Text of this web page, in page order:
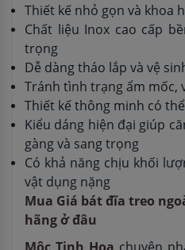
Thiết kế nhỏ gọn và khoa
Chất liệu Inox cao cấp
trọng
Dễ dàng tháo lắp và vệ
Tránh tình trạng ẩm mốc,
Thiết kế thông minh có
Kiểu dáng hiện đại giúp
gàng và sang trọng
Có khả năng chịu khối
vật dụng nặng
Mua Giá bát đĩa treo
hãng ở đâu